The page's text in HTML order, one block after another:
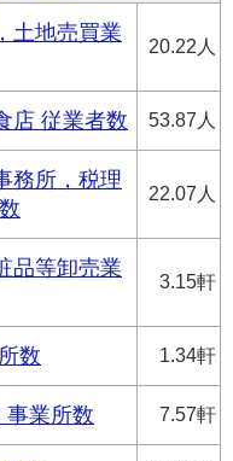
土地売買業
20.22人
店 従業者数 53.87人
務所，税理
22.07人
品等卸売業
3.15軒
数 1.34軒
事業所数 7.57軒